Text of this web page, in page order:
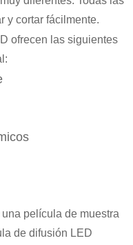
y cortar fácilmente.
ofrecen las siguientes
película de muestra
de difusión LED